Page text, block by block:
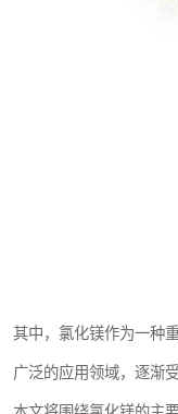
其中，氯化镁作为一种
广泛的应用领域，逐渐